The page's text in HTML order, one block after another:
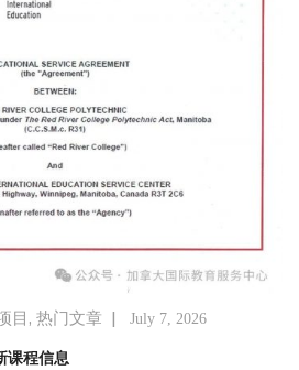
目 , 热门文章 | July 7, 2026
课程信息